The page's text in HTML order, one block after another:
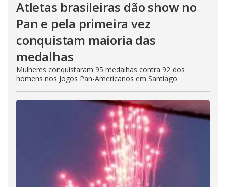
Atletas brasileiras dão show no
Pan e pela primeira vez
conquistam maioria das
medalhas
Mulheres conquistaram 95 medalhas contra 92 dos
homens nos Jogos Pan-Americanos em Santiago